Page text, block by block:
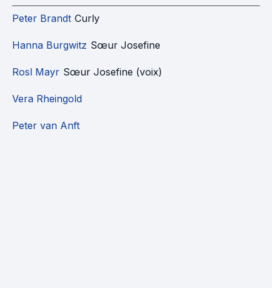
Peter Brandt Curly
Hanna Burgwitz Sœur Josefine
Rosl Mayr Sœur Josefine (voix)
Vera Rheingold
Peter van Anft